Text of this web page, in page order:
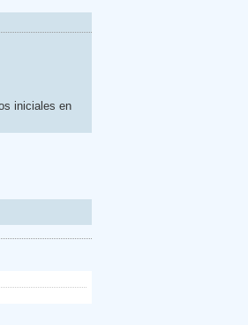
iniciales en